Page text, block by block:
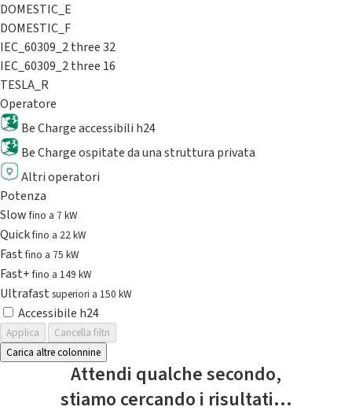
DOMESTIC_E
DOMESTIC_F
IEC_60309_2 three 32
IEC_60309_2 three 16
TESLA_R
Operatore
Be Charge accessibili h24
Be Charge ospitate da una struttura privata
Altri operatori
Potenza
Slowfino a 7 kW
Quickfino a 22 kW
Fastfino a 75 kW
Fast+fino a 149 kW
Ultrafast superiori a 150 kW
Accessibile h24
Applica
Cancella filtri
Carica altre colonnine
Attendi qualche secondo,
stiamo cercando i risultati...